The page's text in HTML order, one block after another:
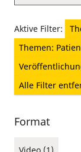
Aktive Filter:
Themen:
Alle Filter
Format